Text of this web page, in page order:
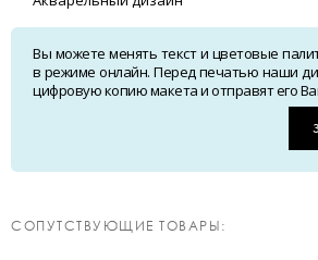
Вы можете менять текст и цветовые
в режиме онлайн. Перед печатью наши
цифровую копию макета и отправят его
CОПУТСТВУЮЩИЕ ТОВАРЫ: